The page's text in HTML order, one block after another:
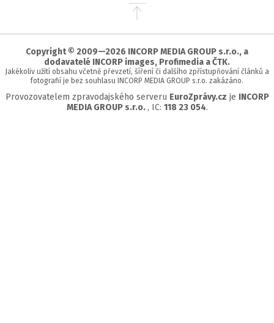
Přejít
stránky
Copyright © 2009—2026 INCORP MEDIA GROUP s.r.o., a
dodavatelé INCORP images, Profimedia a ČTK.
Jakékoliv užití obsahu včetně převzetí, šíření či dalšího zpřístupňování článků a
fotografií je bez souhlasu INCORP MEDIA GROUP s.r.o. zakázáno.
Provozovatelem zpravodajského serveru EuroZprávy.cz je INCORP
MEDIA GROUP s.r.o. , IC: 118 23 054.